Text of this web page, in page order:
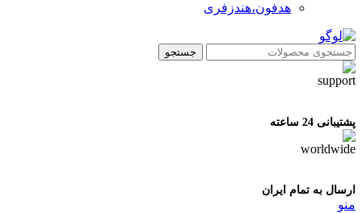
هدفون،هندزفری
جستجو
پشتیبانی 24 ساعته
ارسال به تمام ایران
منو